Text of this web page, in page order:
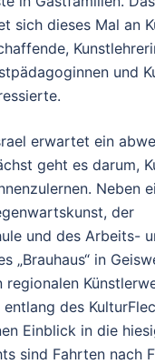
sich dieses Mal an
und
erwartet ein
geht es darum,
Neben
der
und des Arbeits-
„Brauhaus“ in
regionalen
des
Einblick in die
sind Fahrten nach